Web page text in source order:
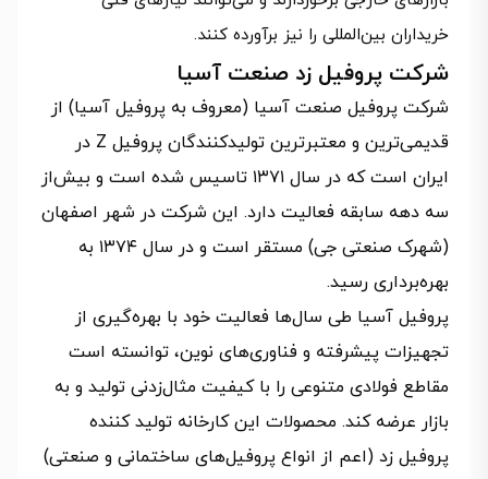
خریداران بین‌المللی را نیز برآورده کنند.
شرکت پروفیل زد صنعت آسیا
شرکت پروفیل صنعت آسیا (معروف به پروفیل آسیا) از
قدیمی‌ترین و معتبرترین تولیدکنندگان پروفیل Z در
ایران است که در سال ۱۳۷۱ تاسیس شده است و بیش‌از
سه دهه سابقه فعالیت دارد. این شرکت در شهر اصفهان
(شهرک صنعتی جی) مستقر است و در سال ۱۳۷۴ به
بهره‌برداری رسید.
پروفیل آسیا طی سال‌ها فعالیت خود با بهره‌گیری از
تجهیزات پیشرفته و فناوری‌های نوین، توانسته است
مقاطع فولادی متنوعی را با کیفیت مثال‌زدنی تولید و به
بازار عرضه کند. محصولات این کارخانه تولید کننده
پروفیل زد (اعم از انواع پروفیل‌های ساختمانی و صنعتی)